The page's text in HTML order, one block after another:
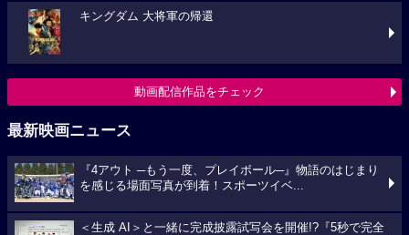
キングダム 大将軍の帰還
動画配信作品をチェック
最新映画ニュース
『4アウト ─もう一度、プレイボール─』物語のはじまり
を感じる場面写真が到着！スポーツイベ...
＜生成 AI＞と一緒に完成披露試写会を開催!?『5秒で完全